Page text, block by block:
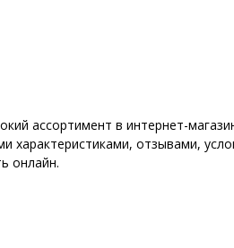
ассортимент в интернет-
характеристиками, отзывами,
онлайн.